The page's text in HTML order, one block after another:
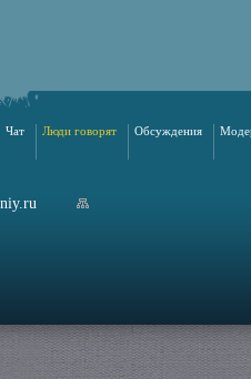
Чат Люди говорят Обсуждения
geniy.ru